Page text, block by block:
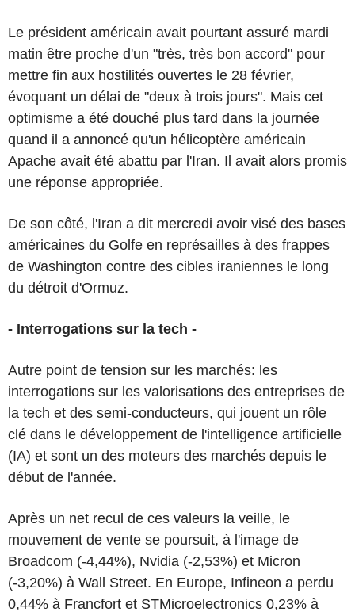
Le président américain avait pourtant assuré mardi
matin être proche d'un "très, très bon accord" pour
mettre fin aux hostilités ouvertes le 28 février,
évoquant un délai de "deux à trois jours". Mais cet
optimisme a été douché plus tard dans la journée
quand il a annoncé qu'un hélicoptère américain
Apache avait été abattu par l'Iran. Il avait alors promis
une réponse appropriée.
De son côté, l'Iran a dit mercredi avoir visé des bases
américaines du Golfe en représailles à des frappes
de Washington contre des cibles iraniennes le long
du détroit d'Ormuz.
- Interrogations sur la tech -
Autre point de tension sur les marchés: les
interrogations sur les valorisations des entreprises de
la tech et des semi-conducteurs, qui jouent un rôle
clé dans le développement de l'intelligence artificielle
(IA) et sont un des moteurs des marchés depuis le
début de l'année.
Après un net recul de ces valeurs la veille, le
mouvement de vente se poursuit, à l'image de
Broadcom (-4,44%), Nvidia (-2,53%) et Micron
(-3,20%) à Wall Street. En Europe, Infineon a perdu
0,44% à Francfort et STMicroelectronics 0,23% à